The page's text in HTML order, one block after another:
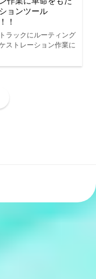
ョンツール
！
ラックにルーティング
ストレーション作業に